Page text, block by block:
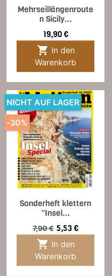
Mehrseillängenroute
n Sicily...
Preis
19,90 €

Warenkorb
Sonderheft klettern
"Insel...
Verkaufspreis
7,90 € Preis
5,53 €

Warenkorb
NICHT AUF LAGER
-30%